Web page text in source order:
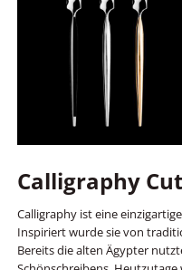
Calligraphy Cut
Calligraphy ist eine
Inspiriert wurde sie von
Bereits die alten Ägypter